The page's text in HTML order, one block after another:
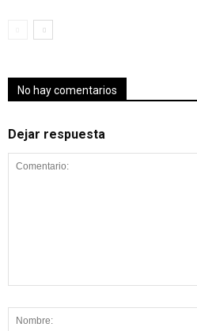
No hay comentarios
Dejar respuesta